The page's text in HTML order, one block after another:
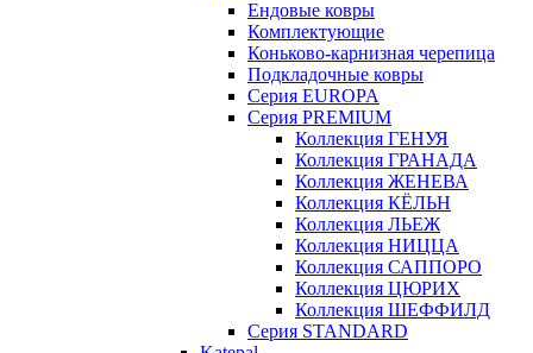
Ендовые ковры
Комплектующие
Коньково-карнизная черепица
Подкладочные ковры
Серия EUROPA
Серия PREMIUM
Коллекция ГЕНУЯ
Коллекция ГРАНАДА
Коллекция ЖЕНЕВА
Коллекция КЁЛЬН
Коллекция ЛЬЕЖ
Коллекция НИЦЦА
Коллекция САППОРО
Коллекция ЦЮРИХ
Коллекция ШЕФФИЛД
Серия STANDARD